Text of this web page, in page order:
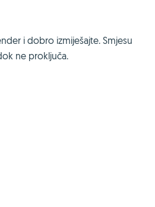
i dobro izmiješajte. Smjesu
ne proključa.